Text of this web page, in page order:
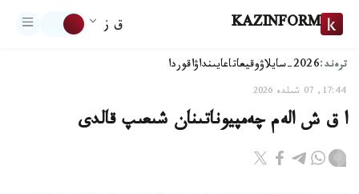
KAZINFORM ق ز
ترەند:2026-سايلاۋ وقيعاتاعايىنداۋاقوردا
17:44, 07 شىلدە 2026
ا ق ش الەم چەمپيوناتىنان شىعىپ قالدى